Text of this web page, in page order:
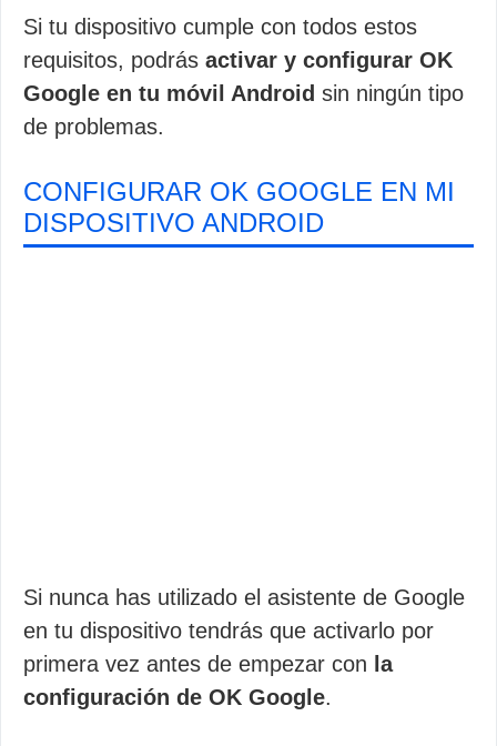
Si tu dispositivo cumple con todos estos
requisitos, podrás activar y configurar OK
Google en tu móvil Android sin ningún tipo
de problemas.
CONFIGURAR OK GOOGLE EN MI
DISPOSITIVO ANDROID
Si nunca has utilizado el asistente de Google
en tu dispositivo tendrás que activarlo por
primera vez antes de empezar con la
configuración de OK Google.